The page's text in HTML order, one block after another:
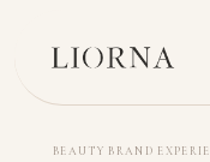
BEAUTY BRAND